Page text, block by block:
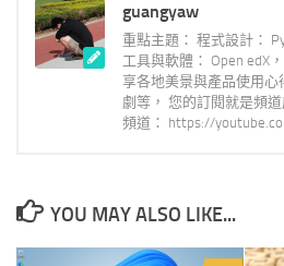
guangyaw
重點主題： 程式設計：
工具與軟體： Open edX
享各地美景與產品使用
劇等， 您的訂閱就是頻
頻道： https://
YOU MAY ALSO LIKE...